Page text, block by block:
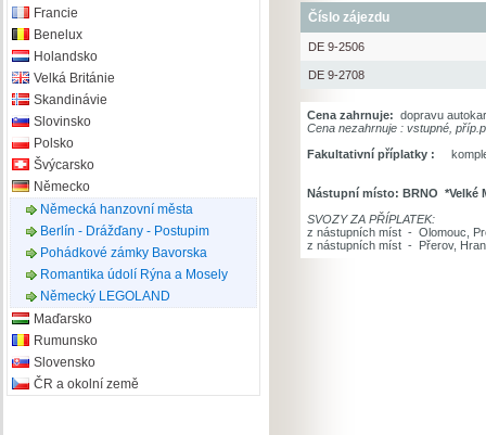
Francie
Benelux
Holandsko
Velká Británie
Skandinávie
Slovinsko
Polsko
Švýcarsko
Německo
Německá hanzovní města
Berlín - Drážďany - Postupim
Pohádkové zámky Bavorska
Romantika údolí Rýna a Mosely
Německý LEGOLAND
Maďarsko
Rumunsko
Slovensko
ČR a okolní země
Číslo zájezdu
DE 9-2506
DE 9-2708
Cena zahrnuje: dopravu
Cena nezahrnuje : vstupné,
Fakultativní příplatky :
Nástupní místo: BRNO *Velké
SVOZY ZA PŘÍPLATEK:
z nástupních míst -
z nástupních míst - Přerov,